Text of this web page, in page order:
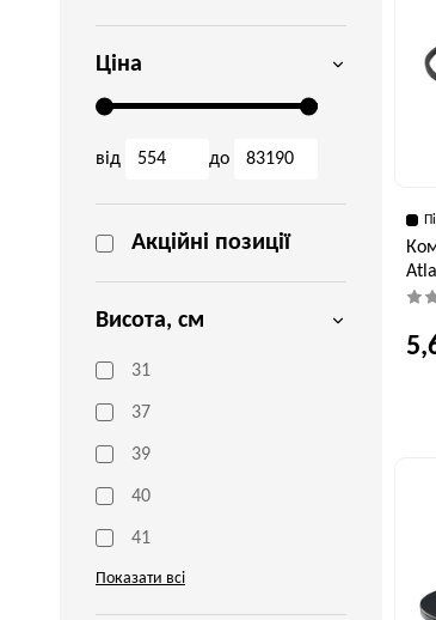
Ціна
від до
Акційні позиції
Висота, см
31
37
39
40
41
Показати всі